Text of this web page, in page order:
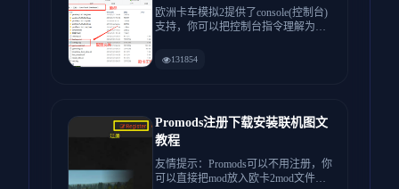
欧洲卡车模拟2提供了console(控制台)
支持，你可以把控制台指令理解为游
131854
Promods注册下载安装联机图文
教程
友情提示：Promods可以不用注册，你
可以直接把mod放入欧卡2mod文件夹